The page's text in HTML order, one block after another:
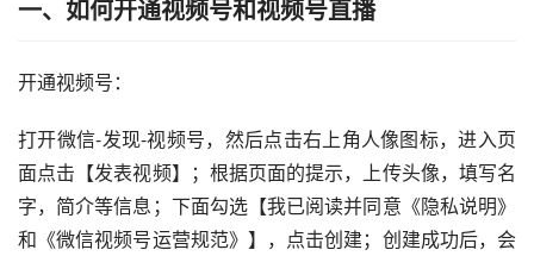
一、 如何开通视频号和视频号直播
开通视频号：
打开微信-发现-视频号，然后点击右上角人像图标，进入页
面点击【发表视频】；根据页面的提示，上传头像，填写名
字，简介等信息；下面勾选【我已阅读并同意《隐私说明》
和《微信视频号运营规范》】，点击创建；创建成功后，会